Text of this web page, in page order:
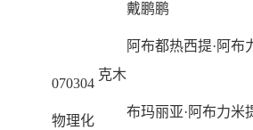
070304
物理化
戴鹏鹏
阿布都热西提·阿布
克木
布玛丽亚·阿布力米